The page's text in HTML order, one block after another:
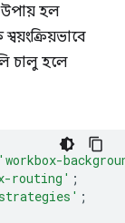
উপায় হল
চালু হলে
'workbox-
routing' ;
;